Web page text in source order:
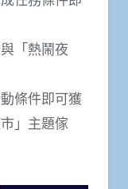
「熱鬧夜
條件即可獲
」主題傢